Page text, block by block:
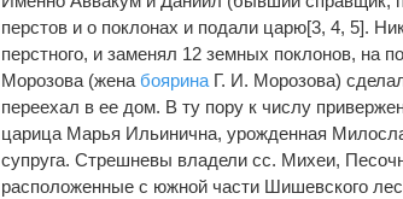
перстов и о поклонах и подали царю[3, 4, 5].
перстного, и заменял 12 земных поклонов, на
Морозова (жена боярина Г. И. Морозова)
переехал в ее дом. В ту пору к числу
царица Марья Ильинична, урожденная
супруга. Стрешневы владели сс. Михеи,
расположенные с южной части Шишевского